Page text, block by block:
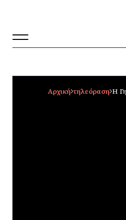
Αρχική τηλεόραση Η